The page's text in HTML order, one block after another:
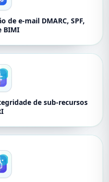
de e-mail DMARC, SPF,
BIMI
de sub-recursos